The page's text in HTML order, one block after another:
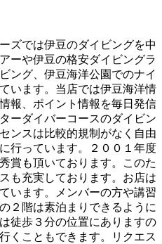
ズでは伊豆のダイビングを中
ーや伊豆の格安ダイビングラ
ング、伊豆海洋公園でのナイ
います。当店では伊豆海洋情
報、ポイント情報を毎日発信
ーダイバーコースのダイビン
ンスは比較的規制がなく自由
行っています。２００１年度
賞も頂いております。このた
も充実しております。お店は
います。メンバーの方や講習
２階は素泊まりできるように
徒歩３分の位置にありますの
くこともできます。リクエス